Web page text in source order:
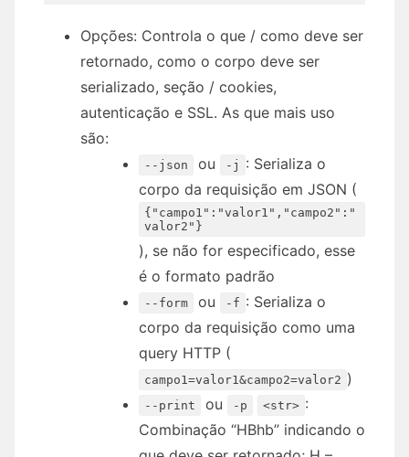
Opções: Controla o que / como deve ser
retornado, como o corpo deve ser
serializado, seção / cookies,
autenticação e SSL. As que mais uso
são:
--json ou -j
: Serializa o
corpo da requisição em JSON (
{"campo1":"valor1","campo2":"
valor2"}
), se não for especificado, esse
é o formato padrão
--form ou -f : Serializa o
corpo da requisição como uma
query HTTP (
campo1=valor1&campo2=valor2 )
--print ou -p <str> :
Combinação “HBhb” indicando o